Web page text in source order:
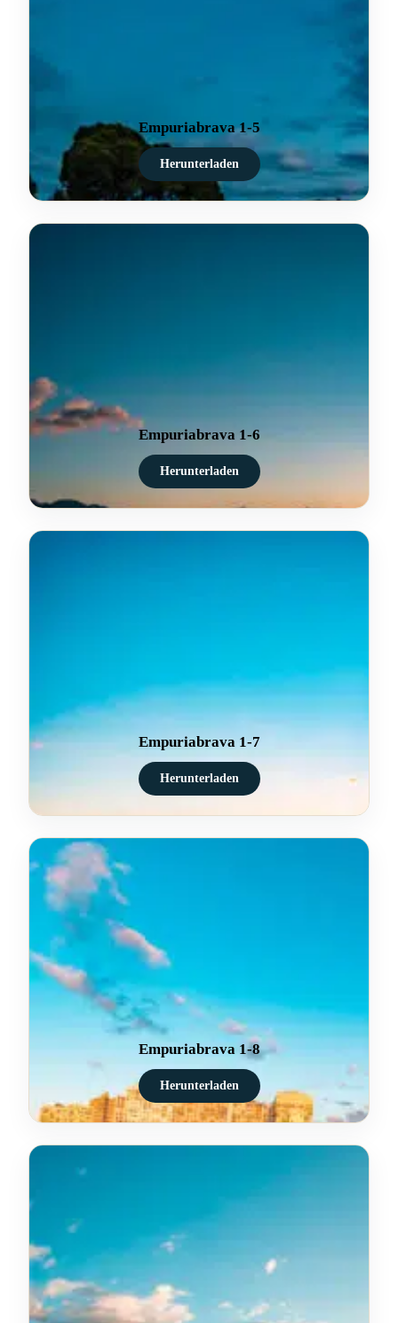
Empuriabrava 1-5
Herunterladen
Empuriabrava 1-6
Herunterladen
Empuriabrava 1-7
Herunterladen
Empuriabrava 1-8
Herunterladen